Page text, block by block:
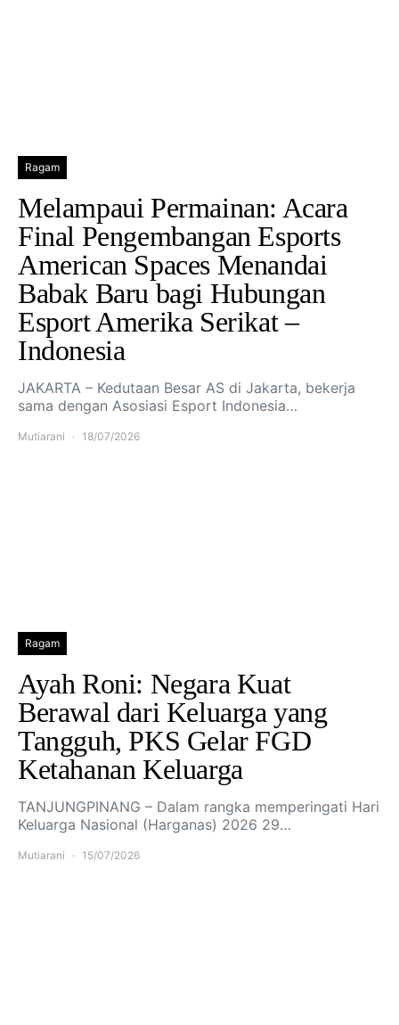
Ragam
Melampaui Permainan: Acara
Final Pengembangan Esports
American Spaces Menandai
Babak Baru bagi Hubungan
Esport Amerika Serikat –
Indonesia
JAKARTA – Kedutaan Besar AS di Jakarta, bekerja
sama dengan Asosiasi Esport Indonesia…
Mutiarani 18/07/2026
Ragam
Ayah Roni: Negara Kuat
Berawal dari Keluarga yang
Tangguh, PKS Gelar FGD
Ketahanan Keluarga
TANJUNGPINANG – Dalam rangka memperingati Hari
Keluarga Nasional (Harganas) 2026 29…
Mutiarani 15/07/2026